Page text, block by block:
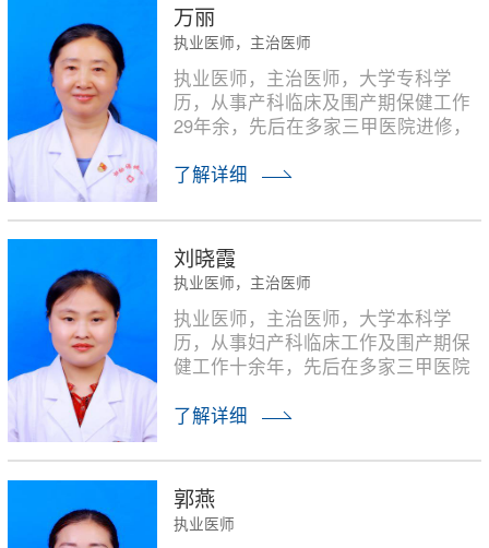
万丽
执业医师，主治医师
执业医师，主治医师，大学专科学
历，从事产科临床及围产期保健工作
29年余，先后在多家三甲医院进修，
症；优生咨询等方面有丰富的临床经
发症等病理方面有丰富诊疗经验。
了解详细
刘晓霞
执业医师，主治医师
执业医师，主治医师，大学本科学
历，从事妇产科临床工作及围产期保
健工作十余年，先后在多家三甲医院
症并发症，产前咨询及优生优育等方
了解详细
郭燕
执业医师